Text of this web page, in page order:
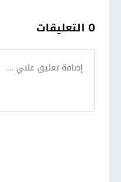
0 التعليقات